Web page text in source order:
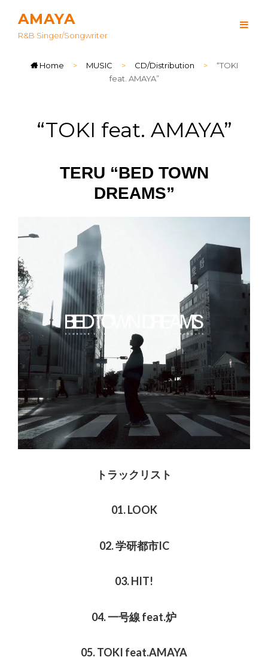
AMAYA
R&B Singer/songwriter
Home > MUSIC > CD/Distribution >
“TOKI
feat. AMAYA”
“TOKI feat. AMAYA”
TERU “BED TOWN
DREAMS”
トラックリスト
01. LOOK
02. 学研都市IC
03. HIT!
04. 一号線 feat.炉
05. TOKI feat.AMAYA